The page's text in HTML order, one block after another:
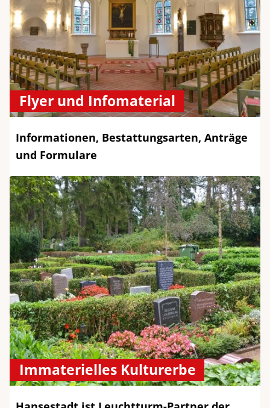
Flyer und Infomaterial
Informationen, Bestattungsarten, Anträge
und Formulare
Immaterielles Kulturerbe